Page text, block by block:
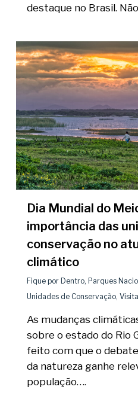
destaque no Brasil.
Dia Mundial do
importância das
conservação no
climático
Fique por Dentro, Parques
Unidades de Conservação,
As mudanças
sobre o estado do Rio
feito com que o
da natureza ganhe
população….